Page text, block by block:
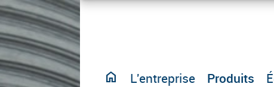
home L'entreprise Produits